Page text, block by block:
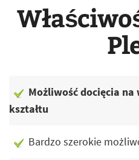
Możliwość docięcia
kształtu
Bardzo szerokie